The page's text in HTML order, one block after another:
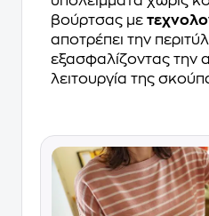
βούρτσας με
αποτρέπει την
εξασφαλίζοντας την
λειτουργία της